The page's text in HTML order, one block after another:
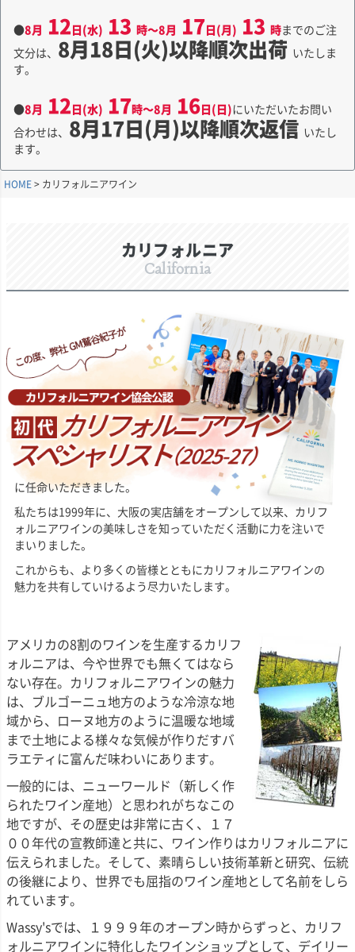
●8月 12日(水) 13 時～8月 17日(月) 13 時までのご注
文分は、 8月18日(火)以降順次出荷 いたしま
す。
●8月 12日(水) 17時～8月 16日(日)にいただいたお問い
合わせは、 8月17日(月)以降順次返信 いたし
ます。
HOME カリフォルニアワイン
カリフォルニア
California
に任命いただきました。
私たちは1999年に、大阪の実店舗をオープンして以来、カリフ
ォルニアワインの美味しさを知っていただく活動に力を注いで
まいりました。
これからも、より多くの皆様とともにカリフォルニアワインの
魅力を共有していけるよう尽力いたします。
アメリカの8割のワインを生産するカリフ
ォルニアは、今や世界でも無くてはなら
ない存在。カリフォルニアワインの魅力
は、ブルゴーニュ地方のような冷涼な地
域から、ローヌ地方のように温暖な地域
まで土地による様々な気候が作りだすバ
ラエティに富んだ味わいにあります。
一般的には、ニューワールド（新しく作
られたワイン産地）と思われがちなこの
地ですが、その歴史は非常に古く、１７
００年代の宣教師達と共に、ワイン作りはカリフォルニアに
伝えられました。そして、素晴らしい技術革新と研究、伝統
の後継により、世界でも屈指のワイン産地として名前をしら
れています。
Wassy'sでは、１９９９年のオープン時からずっと、カリフ
ォルニアワインに特化したワインショップとして、デイリー